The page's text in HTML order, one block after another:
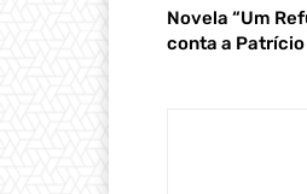
Novela “Um
conta a